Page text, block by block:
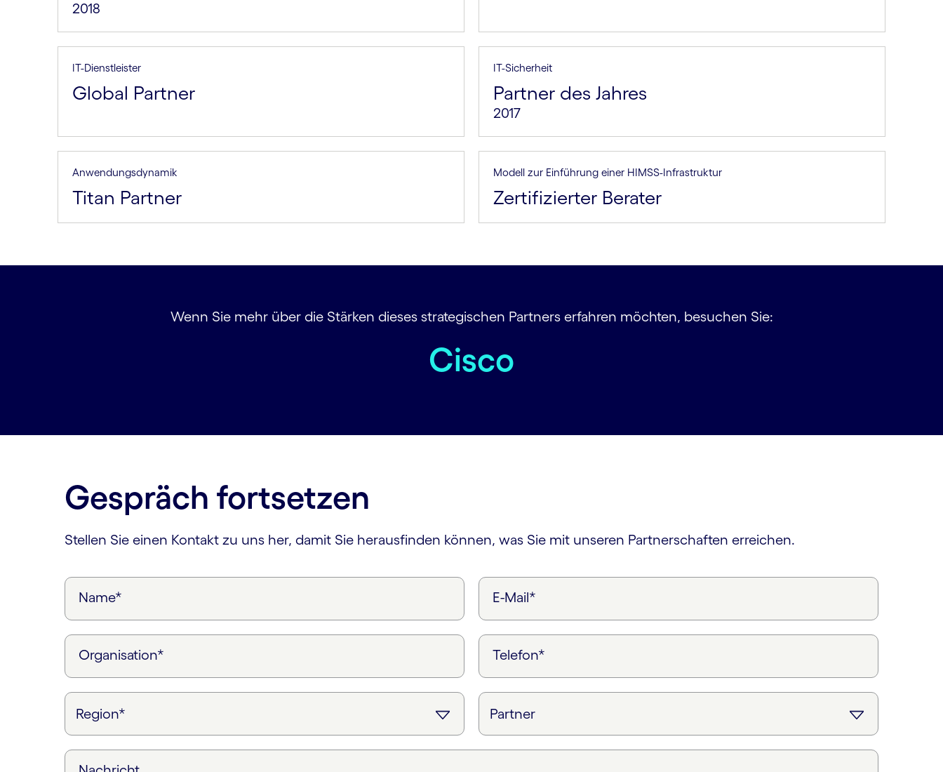
2018
IT-Dienstleister
Global Partner
IT-Sicherheit
Partner des Jahres
2017
Anwendungsdynamik
Titan Partner
Modell zur Einführung einer HIMSS-Infrastruktur
Zertifizierter Berater
Wenn Sie mehr über die Stärken dieses strategischen Partners erfahren möchten, besuchen Sie:
Cisco
Gespräch fortsetzen
Stellen Sie einen Kontakt zu uns her, damit Sie herausfinden können, was Sie mit unseren Partnerschaften erreichen.
Name* E-Mail*
Organisation* Telefon*